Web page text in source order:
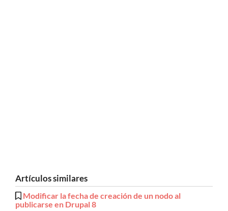
Artículos similares
Modificar la fecha de creación de un nodo al
publicarse en Drupal 8